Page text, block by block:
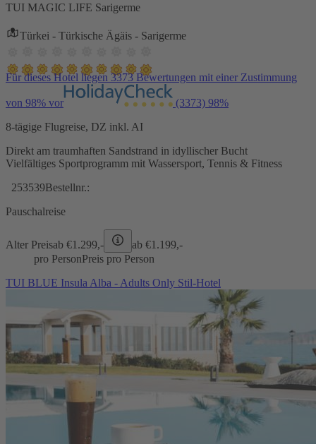
TUI MAGIC LIFE Sarigerme
Türkei - Türkische Ägäis - Sarigerme
Für dieses Hotel liegen 3373 Bewertungen mit einer Zustimmung
von 98% vor (3373) 98%
8-tägige Flugreise, DZ inkl. AI
Direkt am traumhaften Sandstrand in idyllischer Bucht
Vielfältiges Sportprogramm mit Wassersport, Tennis & Fitness
253539Bestellnr.:
Pauschalreise
Alter Preisab €1.299,- ab €1.199,-
pro PersonPreis pro Person
TUI BLUE Insula Alba - Adults Only Stil-Hotel